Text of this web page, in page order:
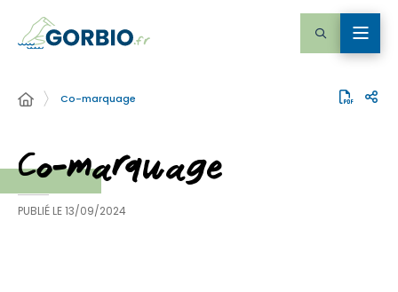
Co-marquage
Co-marquage
PUBLIÉ LE13/09/2024